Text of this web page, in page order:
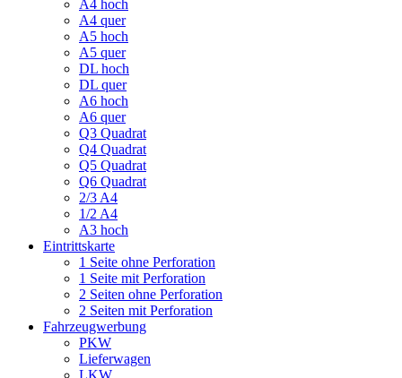
A4 hoch
A4 quer
A5 hoch
A5 quer
DL hoch
DL quer
A6 hoch
A6 quer
Q3 Quadrat
Q4 Quadrat
Q5 Quadrat
Q6 Quadrat
2/3 A4
1/2 A4
A3 hoch
Eintrittskarte
1 Seite ohne Perforation
1 Seite mit Perforation
2 Seiten ohne Perforation
2 Seiten mit Perforation
Fahrzeugwerbung
PKW
Lieferwagen
LKW